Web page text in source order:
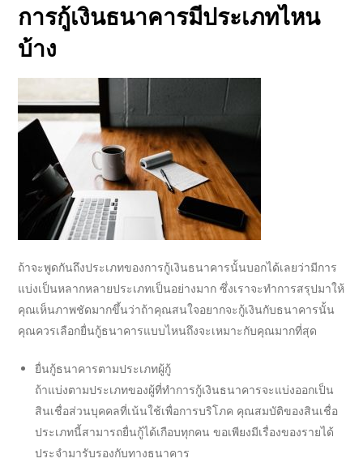
การกู้เงินธนาคารมีประเภทไหน
บ้าง
ถ้าจะพูดกันถึงประเภทของการกู้เงินธนาคารนั้นบอกได้เลยว่ามีการ
แบ่งเป็นหลากหลายประเภทเป็นอย่างมาก ซึ่งเราจะทำการสรุปมาให้
คุณเห็นภาพชัดมากขึ้นว่าถ้าคุณสนใจอยากจะกู้เงินกับธนาคารนั้น
คุณควรเลือกยื่นกู้ธนาคารแบบไหนถึงจะเหมาะกับคุณมากที่สุด
ยื่นกู้ธนาคารตามประเภทผู้กู้
ถ้าแบ่งตามประเภทของผู้ที่ทำการกู้เงินธนาคารจะแบ่งออกเป็น
สินเชื่อส่วนบุคคลที่เน้นใช้เพื่อการบริโภค คุณสมบัติของสินเชื่อ
ประเภทนี้สามารถยื่นกู้ได้เกือบทุกคน ขอเพียงมีเรื่องของรายได้
ประจำมารับรองกับทางธนาคาร